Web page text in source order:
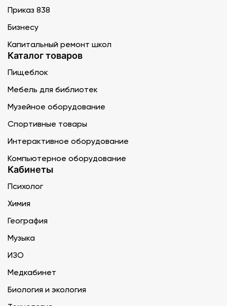
Приказ 838
Бизнесу
Капитальный ремонт школ
Каталог товаров
Пищеблок
Мебель для библиотек
Музейное оборудование
Спортивные товары
Интерактивное оборудование
Компьютерное оборудование
Кабинеты
Психолог
Химия
География
Музыка
ИЗО
Медкабинет
Биология и экология